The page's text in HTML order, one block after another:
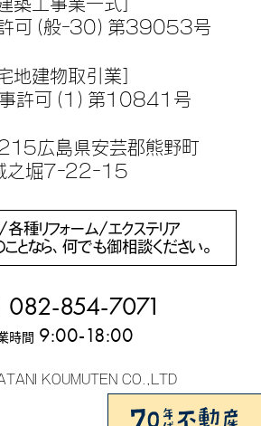
建築工事業一式］
可（般-30）第39053号
宅地建物取引業］
許可（1）第10841号
広島県安芸郡熊野町
之堀7-22-15
種リフォーム/エクステリア
となら、何でも御相談ください。
082-854-7071
時間 9:00-18:00
KOUMUTEN CO.,LTD